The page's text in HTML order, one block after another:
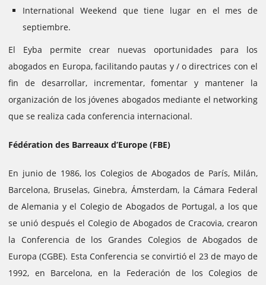
International Weekend que tiene lugar en el mes de
septiembre.
El Eyba permite crear nuevas oportunidades para los
abogados en Europa, facilitando pautas y / o directrices con el
fin de desarrollar, incrementar, fomentar y mantener la
organización de los jóvenes abogados mediante el networking
que se realiza cada conferencia internacional.
Fédération des Barreaux d’Europe (FBE)
En junio de 1986, los Colegios de Abogados de París, Milán,
Barcelona, ​​Bruselas, Ginebra, Ámsterdam, la Cámara Federal
de Alemania y el Colegio de Abogados de Portugal, a los que
se unió después el Colegio de Abogados de Cracovia, crearon
la Conferencia de los Grandes Colegios de Abogados de
Europa (CGBE). Esta Conferencia se convirtió el 23 de mayo de
1992, en Barcelona, ​​en la Federación de los Colegios de